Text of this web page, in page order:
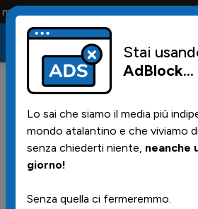
i tifosi la portano tutta la vita
29/10/2025 | 11.30
Atalanta Milan, il
commento di Otis
Ecco il video commento, vi
Stai
AdBlock...
Lo sai che siamo il media più
mondo atalantino e che viviamo
senza chiederti niente, neanche
giorno!
Senza quella ci fermeremmo.